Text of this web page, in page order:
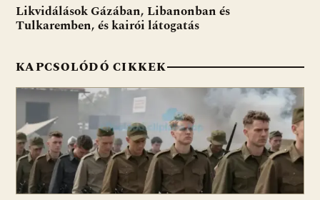
k p
Likvidálások Gázában, Libanonban és
Tulkaremben, és kairói látogatás
KAPCSOLÓDÓ CIKKEK